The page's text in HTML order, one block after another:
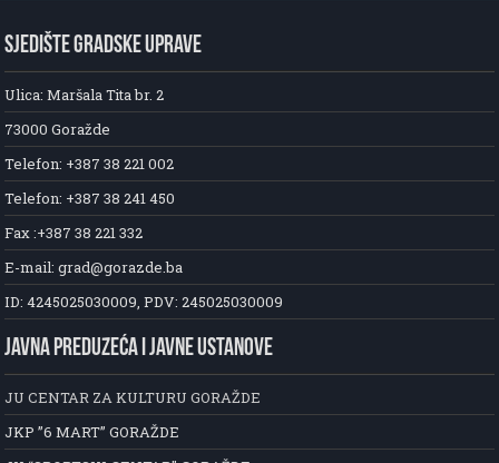
SJEDIŠTE GRADSKE UPRAVE
Ulica: Maršala Tita br. 2
73000 Goražde
Telefon: +387 38 221 002
Telefon: +387 38 241 450
Fax :+387 38 221 332
E-mail: grad@gorazde.ba
ID: 4245025030009, PDV: 245025030009
JAVNA PREDUZEĆA I JAVNE USTANOVE
JU CENTAR ZA KULTURU GORAŽDE
JKP ”6 MART” GORAŽDE